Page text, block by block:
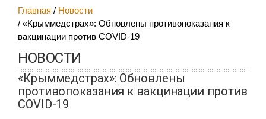
Главная
Новости
«Крыммедстрах»: Обновлены противопоказания к
вакцинации против COVID-19
НОВОСТИ
«Крыммедстрах»: Обновлены
противопоказания к вакцинации против
COVID-19